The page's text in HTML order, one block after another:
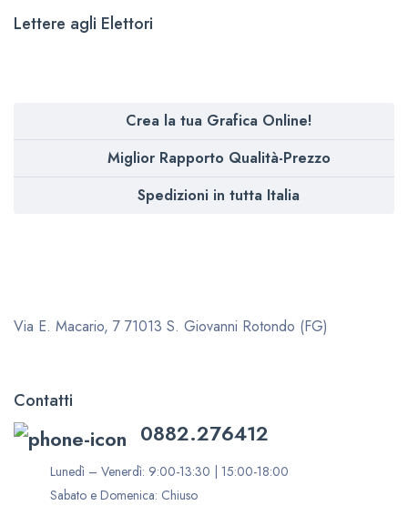
Lettere agli Elettori
Crea la tua Grafica Online!
Miglior Rapporto Qualità-Prezzo
Spedizioni in tutta Italia
Via E. Macario, 7 71013 S. Giovanni Rotondo (FG)
Contatti
0882.276412
Lunedì – Venerdì: 9:00-13:30 | 15:00-18:00
Sabato e Domenica: Chiuso